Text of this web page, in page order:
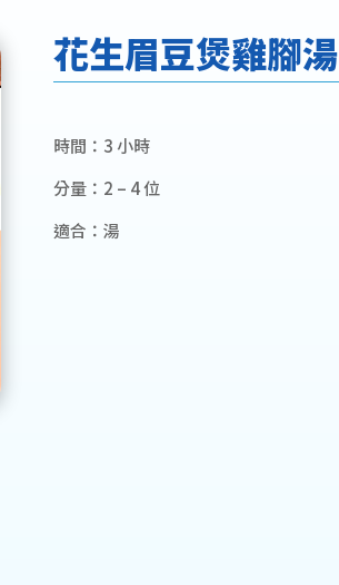
花生眉豆煲雞腳湯
時間：3 小時
分量：2 – 4 位
適合：湯